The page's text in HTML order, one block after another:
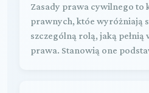
Zasady prawa cywilnego to
prawnych, któe wyróżniają
szczególną rolą, jaką pełnią
prawa. Stanowią one